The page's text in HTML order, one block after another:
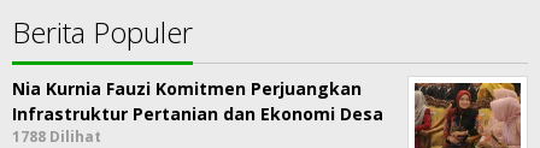
Berita Populer
Nia Kurnia Fauzi Komitmen Perjuangkan
Infrastruktur Pertanian dan Ekonomi Desa
1788 Dilihat